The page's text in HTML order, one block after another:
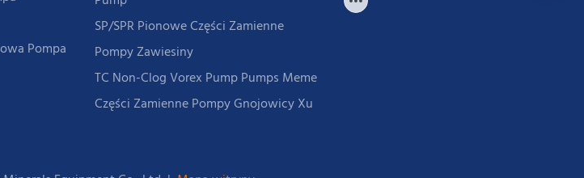
Pompa
SP/SPR Pionowe Części Zamienne
Pompy Zawiesiny
TC Non-Clog Vorex Pump Pumps Meme
Części Zamienne Pompy Gnojowicy Xu